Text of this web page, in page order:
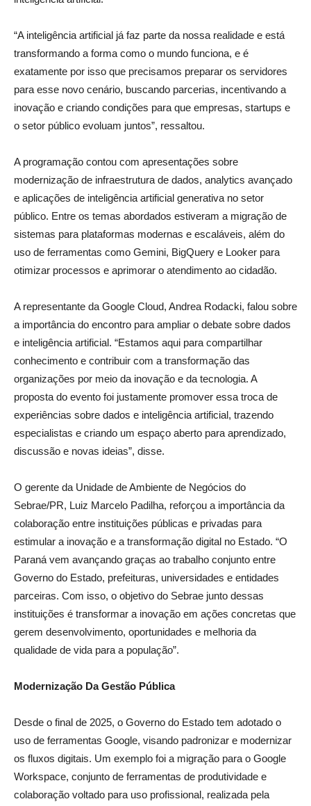
“A inteligência artificial já faz parte da nossa realidade e está
transformando a forma como o mundo funciona, e é
exatamente por isso que precisamos preparar os servidores
para esse novo cenário, buscando parcerias, incentivando a
inovação e criando condições para que empresas, startups e
o setor público evoluam juntos”, ressaltou.
A programação contou com apresentações sobre
modernização de infraestrutura de dados, analytics avançado
e aplicações de inteligência artificial generativa no setor
público. Entre os temas abordados estiveram a migração de
sistemas para plataformas modernas e escaláveis, além do
uso de ferramentas como Gemini, BigQuery e Looker para
otimizar processos e aprimorar o atendimento ao cidadão.
A representante da Google Cloud, Andrea Rodacki, falou sobre
a importância do encontro para ampliar o debate sobre dados
e inteligência artificial. “Estamos aqui para compartilhar
conhecimento e contribuir com a transformação das
organizações por meio da inovação e da tecnologia. A
proposta do evento foi justamente promover essa troca de
experiências sobre dados e inteligência artificial, trazendo
especialistas e criando um espaço aberto para aprendizado,
discussão e novas ideias”, disse.
O gerente da Unidade de Ambiente de Negócios do
Sebrae/PR, Luiz Marcelo Padilha, reforçou a importância da
colaboração entre instituições públicas e privadas para
estimular a inovação e a transformação digital no Estado. “O
Paraná vem avançando graças ao trabalho conjunto entre
Governo do Estado, prefeituras, universidades e entidades
parceiras. Com isso, o objetivo do Sebrae junto dessas
instituições é transformar a inovação em ações concretas que
gerem desenvolvimento, oportunidades e melhoria da
qualidade de vida para a população”.
Modernização Da Gestão Pública
Desde o final de 2025, o Governo do Estado tem adotado o
uso de ferramentas Google, visando padronizar e modernizar
os fluxos digitais. Um exemplo foi a migração para o Google
Workspace, conjunto de ferramentas de produtividade e
colaboração voltado para uso profissional, realizada pela